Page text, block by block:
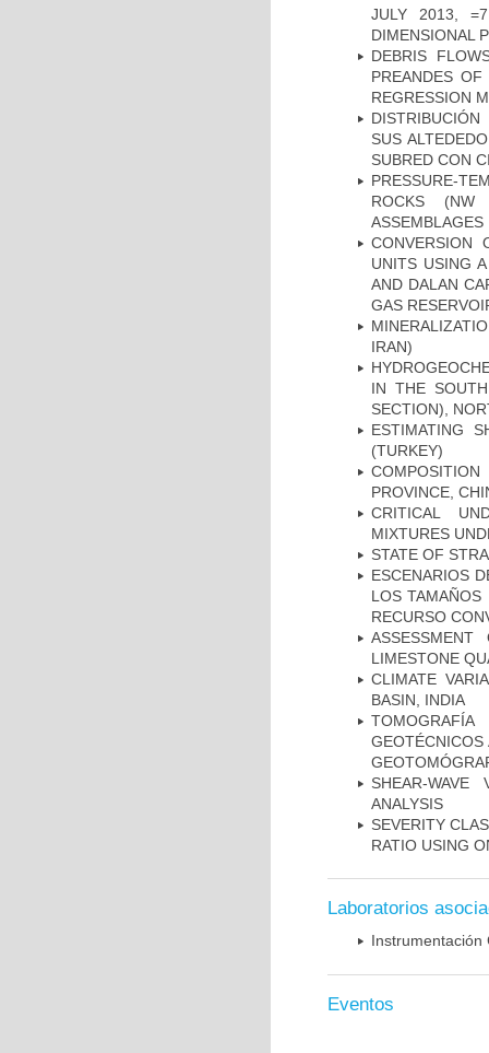
JULY 2013,
DIMENSIONAL
DEBRIS
PREANDES
REGRESSION
SUS
SUBRED CON
PRESSURE-
ROCKS (NW
ASSEMBLAGES
CONVERSION
UNITS USING
AND DALAN
GAS
IRAN)
IN THE
SECTION),
ESTIMATING
(TURKEY)
PROVINCE,
CRITICAL
MIXTURES
STATE OF
ESCENARIOS
LOS TAMAÑOS
RECURSO
LIMESTONE
CLIMATE
BASIN, INDIA
SHEAR-WAVE
ANALYSIS
SEVERITY
RATIO USING
Laboratorios
Instrumentación
Eventos